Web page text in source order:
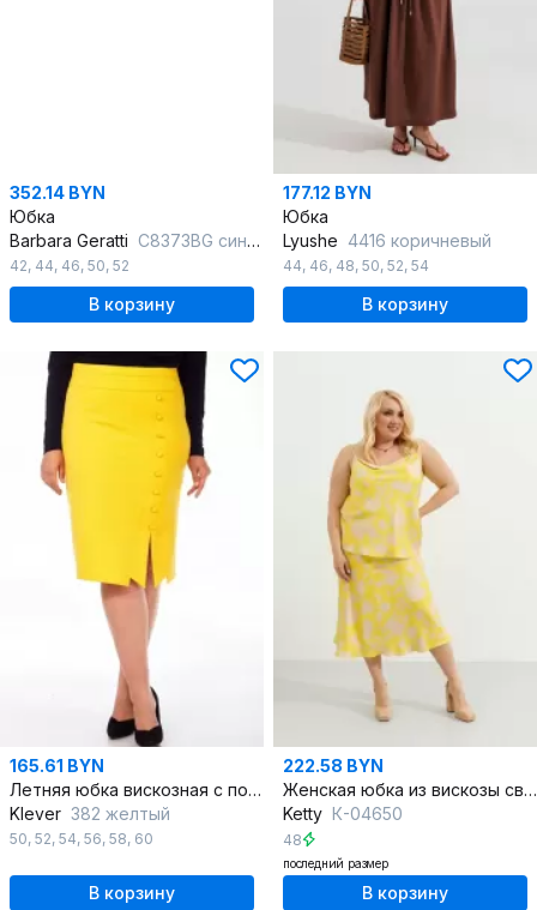
352.14 BYN
Юбка
Barbara Geratti С8373BG синий/белый
42, 44, 46, 50, 52
В корзину
177.12 BYN
Юбка
Lyushe 4416 коричневый
44, 46, 48, 50, 52, 54
В корзину
165.61 BYN
Летняя юбка вискозная с потайной молнией и шлицей
Klever 382 желтый
50, 52, 54, 56, 58, 60
В корзину
222.58 BYN
Женская юбка из вискозы свободная длина в бельевом стиле
Ketty К-04650
48
последний размер
В корзину